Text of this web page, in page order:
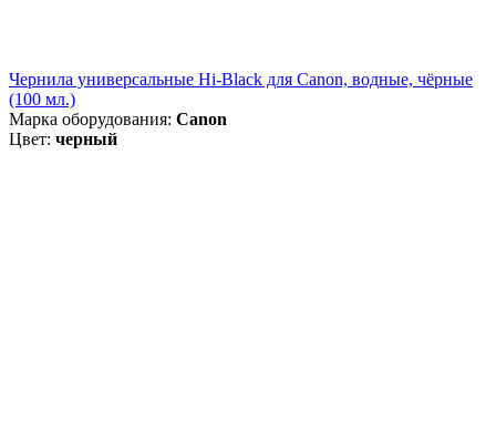
Чернила универсальные Hi-Black для Canon, водные, чёрные
(100 мл.)
Марка оборудования: Canon
Цвет: черный